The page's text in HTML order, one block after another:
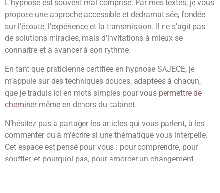
L’hypnose est souvent mal comprise. Par mes textes, je vous
propose une approche accessible et dédramatisée, fondée
sur l’écoute, l’expérience et la transmission. Il ne s’agit pas
de solutions miracles, mais d’invitations à mieux se
connaître et à avancer à son rythme.
En tant que praticienne certifiée en hypnose SAJECE, je
m’appuie sur des techniques douces, adaptées à chacun,
que je traduis ici en mots simples pour vous permettre de
cheminer même en dehors du cabinet.
N’hésitez pas à partager les articles qui vous parlent, à les
commenter ou à m’écrire si une thématique vous interpelle.
Cet espace est pensé pour vous : pour comprendre, pour
souffler, et pourquoi pas, pour amorcer un changement.